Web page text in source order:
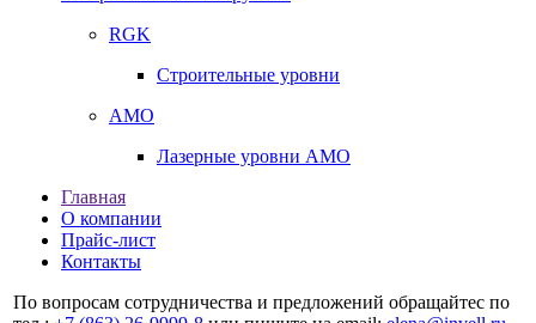
RGK
Строительные уровни
AMO
Лазерные уровни AMO
Главная
О компании
Прайс-лист
Контакты
По вопросам сотрудничества и предложений обращайтес по